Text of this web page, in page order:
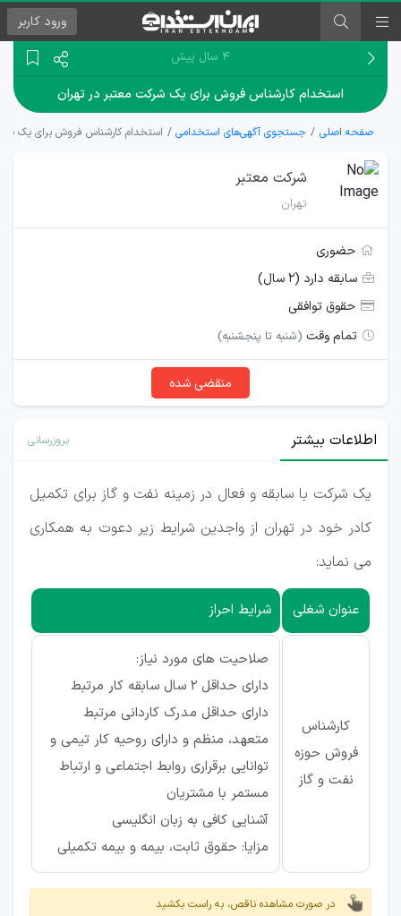
ورود کاربر
۴ سال پیش
استخدام کارشناس فروش برای یک شرکت معتبر در تهران
صفحه اصلی جستجوی آگهی‌های استخدامی استخدام کارشناس فروش برای یک
شرکت معتبر
تهران
حضوری
سابقه دارد (۲ سال)
حقوق توافقی
تمام وقت (شنبه تا پنجشنبه)
منقضی شده
اطلاعات بیشتر بروزرسانی
یک شرکت با سابقه و فعال در زمینه نفت و گاز برای تکمیل
کادر خود در تهران از واجدین شرایط زیر دعوت به همکاری
می نماید:
عنوان شغلی شرایط احراز
کارشناس
فروش حوزه
نفت و گاز
صلاحیت های مورد نیاز:
دارای حداقل 2 سال سابقه کار مرتبط
دارای حداقل مدرک کاردانی مرتبط
متعهد، منظم و دارای روحیه کار تیمی و
توانایی برقراری روابط اجتماعی و ارتباط
مستمر با مشتریان
آشنایی کافی به زبان انگلیسی
مزایا: حقوق ثابت، بیمه و بیمه تکمیلی
در صورت مشاهده ناقص، به راست بکشید